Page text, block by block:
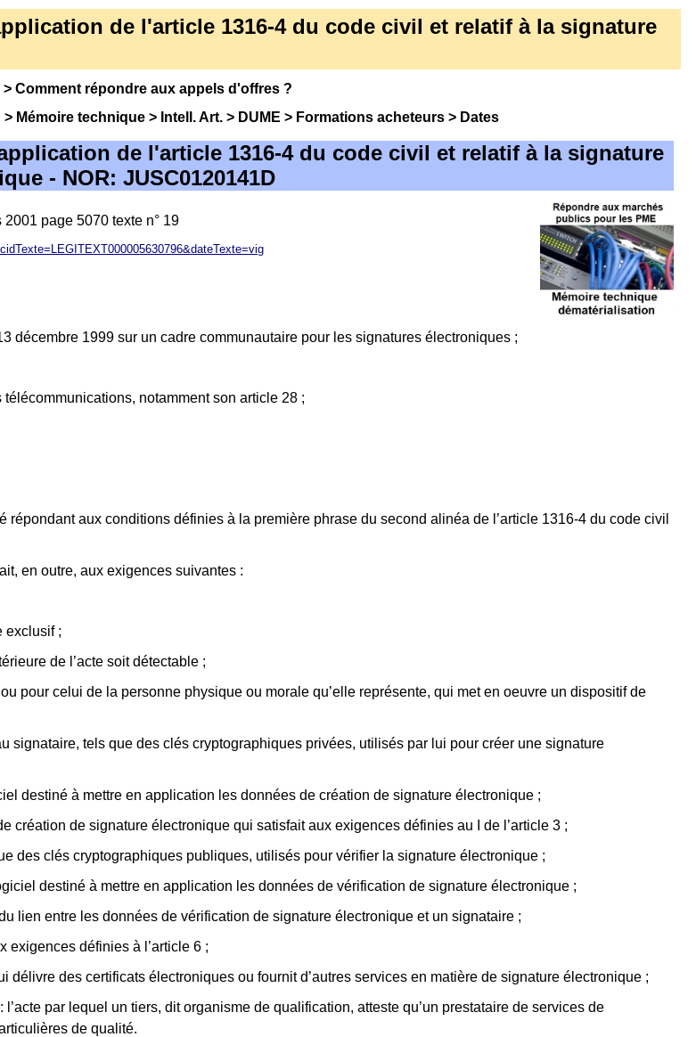
de l'article 1316-4 du code civil et relatif à la signature
> Comment répondre aux appels d'offres?
> Mémoire technique> Intell. Art.> DUME > Formations acheteurs> Dates
de l'article 1316-4 du code civil et relatif à la signature
- NOR: JUSC0120141D
page 5070 texte n° 19
1999 sur un cadre communautaire pour les signatures électroniques ;
notamment son article 28 ;
aux conditions définies à la première phrase du second alinéa de l’article 1316-4 du code civil
en outre, aux exigences suivantes :
exclusif ;
de l’acte soit détectable ;
pour celui de la personne physique ou morale qu’elle représente, qui met en oeuvre un dispositif de
tels que des clés cryptographiques privées, utilisés par lui pour créer une signature
destiné à mettre en application les données de création de signature électronique ;
de signature électronique qui satisfait aux exigences définies au I de l’article 3 ;
des clés cryptographiques publiques, utilisés pour vérifier la signature électronique ;
destiné à mettre en application les données de vérification de signature électronique ;
lien entre les données de vérification de signature électronique et un signataire ;
exigences définies à l’article 6 ;
des certificats électroniques ou fournit d’autres services en matière de signature électronique ;
par lequel un tiers, dit organisme de qualification, atteste qu’un prestataire de services de
de qualité.